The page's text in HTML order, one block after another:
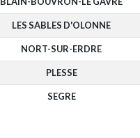
LES SABLES D'OLONNE
NORT-SUR-ERDRE
PLESSE
SEGRE